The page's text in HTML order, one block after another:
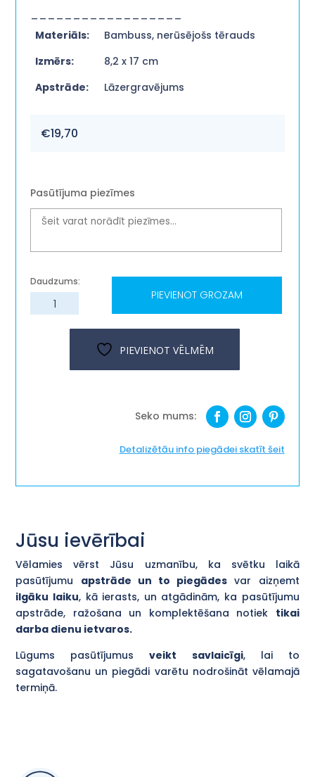
Materiāls:
Bambuss, nerūsējošs tērauds
Izmērs:
8,2 x 17 cm
Apstrāde:
Lāzergravējums
€19,70
Pasūtījuma piezīmes
Bambusa
termokrūze
''Austras
PIEVIENOT GROZAM
PIEVIENOT VĒLMĒM
Detalizētāu info piegādei skatīt šeit
Jūsu ievērībai
Vēlamies vērst Jūsu uzmanību, ka svētku laikā
pasūtījumu apstrāde un to piegādes var aizņemt
ilgāku laiku, kā ierasts, un atgādinām, ka pasūtījumu
apstrāde, ražošana un komplektēšana notiek tikai
darba dienu ietvaros.
Lūgums pasūtījumusveikt savlaicīgi, lai to
sagatavošanu un piegādi varētu nodrošināt vēlamajā
termiņā.